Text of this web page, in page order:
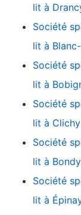
lit à
Société
lit à
Société
lit à
Société
lit à Clichy
Société
lit à Bondy
Société
lit à